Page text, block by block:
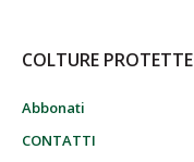
COLTURE PROTETTE
Abbonati
CONTATTI